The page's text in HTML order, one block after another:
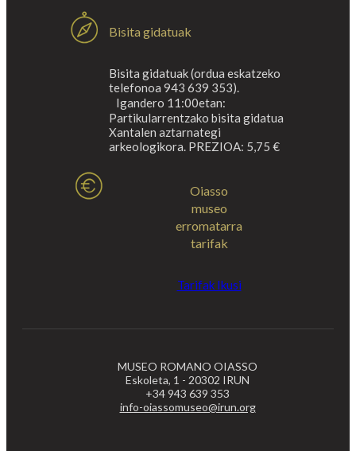
Bisita gidatuak
Bisita gidatuak (ordua eskatzeko
telefonoa 943 639 353).
Igandero 11:00etan:
Partikularrentzako bisita gidatua
Xantalen aztarnategi
arkeologikora. PREZIOA: 5,75 €
Oiasso
museo
erromatarra
tarifak
Tarifak Ikusi
MUSEO ROMANO OIASSO
Eskoleta, 1 - 20302 IRUN
+34 943 639 353
info-oiassomuseo@irun.org